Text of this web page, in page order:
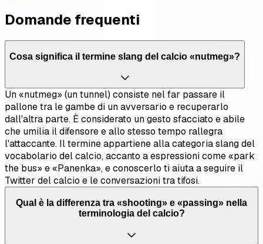
Domande frequenti
Cosa significa il termine slang del calcio «nutmeg»?
Un «nutmeg» (un tunnel) consiste nel far passare il
pallone tra le gambe di un avversario e recuperarlo
dall'altra parte. È considerato un gesto sfacciato e abile
che umilia il difensore e allo stesso tempo rallegra
l'attaccante. Il termine appartiene alla categoria slang del
vocabolario del calcio, accanto a espressioni come «park
the bus» e «Panenka», e conoscerlo ti aiuta a seguire il
Twitter del calcio e le conversazioni tra tifosi.
Qual è la differenza tra «shooting» e «passing» nella
terminologia del calcio?